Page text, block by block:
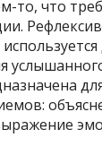
то, что